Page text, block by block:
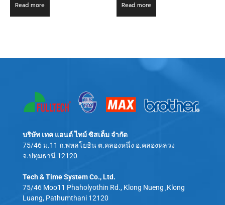
Read more Read more
บริษัท เทค แอนด์ ไทม์ ซิสเต็ม จำกัด
75/46 ม.11 ถ.พหลโยธิน ต.คลองหนึ่ง อ.คลองหลวง
จ.ปทุมธานี 12120
Tech & Time System Co., Ltd.
75/46 Moo11 Phaholyothin Rd., Klong Nueng ,Klong
Luang, Pathumthani 12120